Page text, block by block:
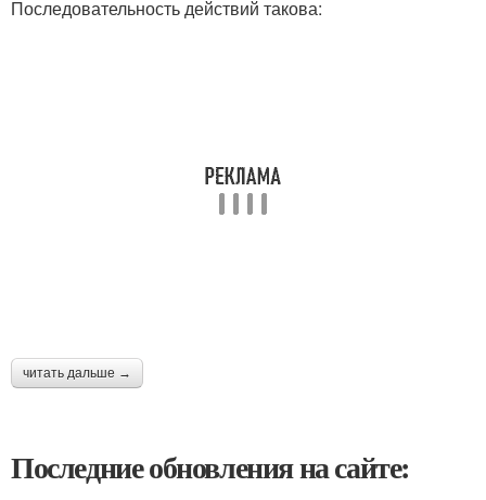
Последовательность действий такова:
читать дальше →
Последние обновления на сайте: